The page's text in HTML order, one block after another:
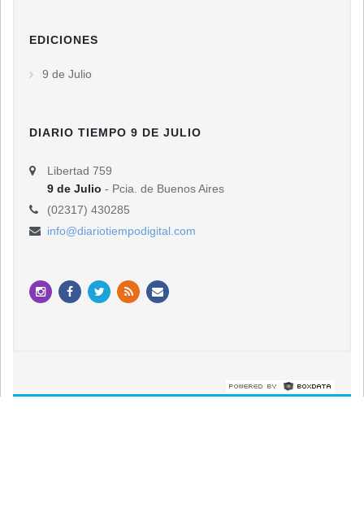
EDICIONES
9 de Julio
DIARIO TIEMPO 9 DE JULIO
Libertad 759
9 de Julio - Pcia. de Buenos Aires
(02317) 430285
info@diariotiempodigital.com